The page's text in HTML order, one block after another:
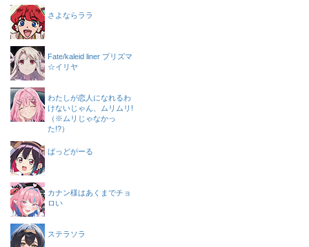
さよならララ
Fate/kaleid liner プリズマ
☆イリヤ
わたしが恋人になれるわ
けないじゃん、ムリムリ!
（※ムリじゃなかっ
た!?）
ばっどがーる
カナン様はあくまでチョ
ロい
ステラソラ